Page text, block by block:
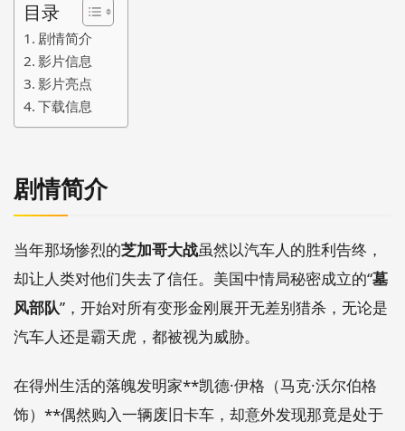
目录
剧情简介
影片信息
影片亮点
下载信息
剧情简介
当年那场惨烈的芝加哥大战虽然以汽车人的胜利告终，
却让人类对他们失去了信任。美国中情局秘密成立的“墓
风部队”，开始对所有变形金刚展开无差别猎杀，无论是
汽车人还是霸天虎，都被视为威胁。
在得州生活的落魄发明家**凯德·伊格（马克·沃尔伯格
饰）**偶然购入一辆废旧卡车，却意外发现那竟是处于